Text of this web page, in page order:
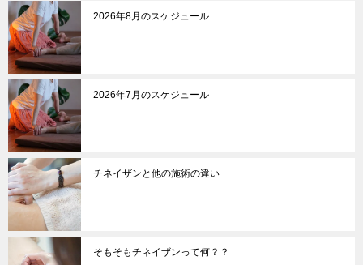
2026年8月のスケジュール
2026年7月のスケジュール
チネイザンと他の施術の違い
そもそもチネイザンって何？？